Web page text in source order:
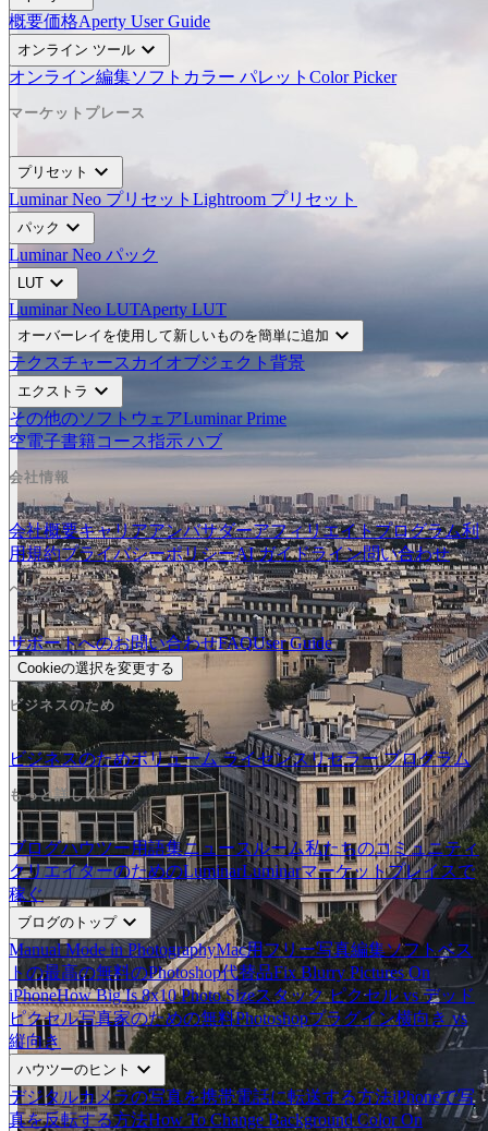
概要価格Aperty User Guide
オンライン ツール expand_more
オンライン編集ソフト カラー パレット Color Picker
マーケットプレース
プリセット expand_more
Luminar Neo プリセット Lightroom プリセット
パック expand_more
Luminar Neo パック
LUT expand_more
Luminar Neo LUTAperty LUT
オーバーレイを使用して新しいものを簡単に追加 expand_more
テクスチャースカイオブジェクト 背景
エクストラ expand_more
その他のソフトウェアLuminar Prime
空電子書籍コース指示 ハブ
会社情報
会社概要キャリアアンバサダーアフィリエイトプログラム利
用規約プライバシーポリシーAI ガイドライン問い合わせ
ヘルプ
サポートへのお問い合わせFAQUser Guide
Cookieの選択を変更する
ビジネスのため
ビジネスのためボリューム ライセンスリセラー プログラム
もっと詳しく
ブログハウツー用語集ニュースルーム私たちのコミュニティ
クリエイターのためのLuminarLuminarマーケットプレイスで
稼ぐ
ブログのトップexpand_more
Manual Mode in PhotographyMac用フリー写真編集ソフトベス
ト の最高の無料のPhotoshop代替品Fix Blurry Pictures On
iPhoneHow Big Is 8x10 Photo Sizeスタック ピクセル vs デッド
ピクセル写真家のための無料Photoshopプラグイン横向き vs
縦向き
ハウツーのヒント expand_more
デジタルカメラの写真を携帯電話に転送する方法iPhoneで写
真を反転する方法How To Change Background Color On